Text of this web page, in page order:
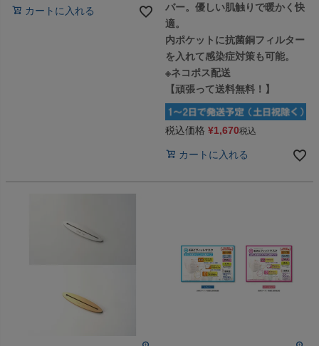
カートに入れる
バー。優しい肌触りで暖かく快
適。
内ポケットに抗菌銅フィルター
を入れて感染症対策も可能。
※ネコポス配送
【頑張って送料無料！】
税込価格 ¥1,670税込
カートに入れる